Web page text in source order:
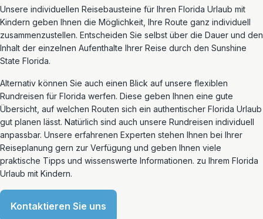
Unsere individuellen Reisebausteine für Ihren Florida Urlaub mit
Kindern geben Ihnen die Möglichkeit, Ihre Route ganz individuell
zusammenzustellen. Entscheiden Sie selbst über die Dauer und den
Inhalt der einzelnen Aufenthalte Ihrer Reise durch den Sunshine
State Florida.
Alternativ können Sie auch einen Blick auf unsere flexiblen
Rundreisen für Florida werfen. Diese geben Ihnen eine gute
Übersicht, auf welchen Routen sich ein authentischer Florida Urlaub
gut planen lässt. Natürlich sind auch unsere Rundreisen individuell
anpassbar. Unsere erfahrenen Experten stehen Ihnen bei Ihrer
Reiseplanung gern zur Verfügung und geben Ihnen viele
praktische Tipps und wissenswerte Informationen. zu Ihrem Florida
Urlaub mit Kindern.
Kontaktieren Sie uns